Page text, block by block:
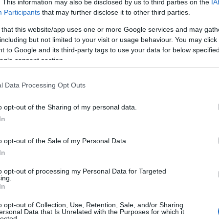
This information may also be disclosed by us to third parties on the
Participants that may further disclose it to other third parties.
that this website/app uses one or more Google services and may
but not limited to your visit or usage behaviour. You may
to Google and its third-party tags to use your data for below
consent section.
Data Processing Opt Outs
opt-out of the Sharing of my personal data.
opt-out of the Sale of my Personal Data.
opt-out of processing my Personal Data for Targeted
opt-out of Collection, Use, Retention, Sale, and/or Sharing
Data that Is Unrelated with the Purposes for which it
των υποψηφίων στα πανελλαδικώς
των σχολείων αλλά και ηλεκτρονικά.
Γενικά και Επαγγελματικά Λύκεια της χώρας θα
και οι βαθμοί του ανά εξεταζόμενο μάθημα.
θα δουν οι υποψήφιοι τα αποτελέσματα
κωδικός τους.